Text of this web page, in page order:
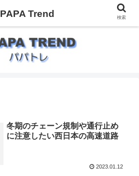
冬期のチェーン規制や通行止め
に注意したい西日本の高速道路
2023.01.12
PAPA Trend 検索